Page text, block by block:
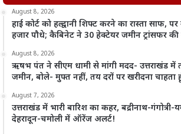
August 8, 2026
हाई कोर्ट को हल्द्वानी शिफ्ट करने का रास्ता साफ,
हजार पौधे; कैबिनेट ने 30 हेक्टेयर जमीन ट्रांसफर की
August 8, 2026
ऋषभ पंत ने सीएम धामी से मांगी मदद- उत्तराखंड में
जमीन, बोले- मुफ्त नहीं, तय दरों पर खरीदना चाहता
August 7, 2026
उत्तराखंड में भारी बारिश का कहर, बद्रीनाथ-गंगोत्री-
देहरादून-चमोली में ऑरेंज अलर्ट!